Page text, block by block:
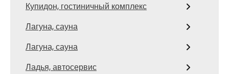
Купидон, гостиничный комплекс
Лагуна, сауна
Лагуна, сауна
Ладья, автосервис